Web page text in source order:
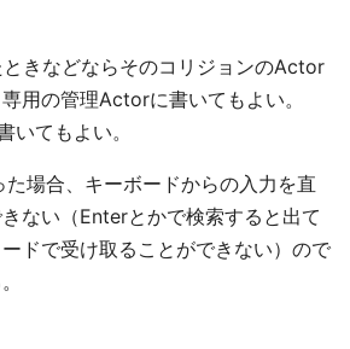
きなどならそのコリジョンのActor
用の管理Actorに書いてもよい。
てもよい。
場合、キーボードからの入力を直
ない（Enterとかで検索すると出て
ドで受け取ることができない）ので